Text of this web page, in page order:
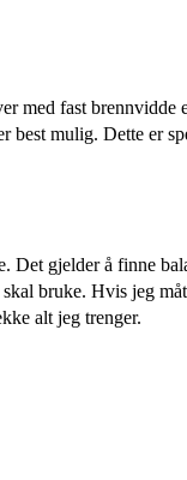
fast
mulig. Dette er
gjelder å finne
bruke. Hvis jeg
alt jeg trenger.